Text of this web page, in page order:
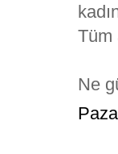
Tüm
Ne